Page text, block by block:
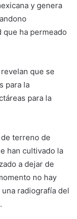
y genera
ha permeado
que se
para la
para la
terreno de
han cultivado la
a dejar de
no hay
radiografía del